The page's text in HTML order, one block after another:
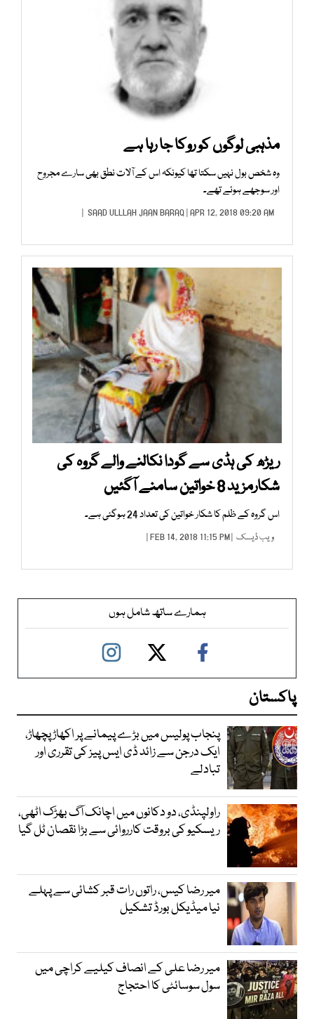
مذہبی لوگوں کو روکا جا رہا ہے
وہ شخص بول نہیں سکتا تھا کیونکہ اس کے آلات نطق بھی سارے مجروح
اور سوجھے ہوئے تھے۔
SAAD ULLLAH JAAN BARAQ| APR 12, 2018 09:20 AM |
ریڑھ کی ہڈی سے گودا نکالنے والے گروہ کی
شکارمزید 8 خواتین سامنے آگئیں
اس گروہ کے ظلم کا شکار خواتین کی تعداد 24 ہوگئی ہے۔
ویب ڈیسک | FEB 14, 2018 11:15 PM |
ہمارے ساتھ شامل ہوں
پاکستان
پنجاب پولیس میں بڑے پیمانے پر اکھاڑ پچھاڑ،
ایک درجن سے زائد ڈی ایس پیز کی تقرری اور
تبادلے
راولپنڈی، دو دکانوں میں اچانک آگ بھڑک اٹھی،
ریسکیو کی بروقت کارروائی سے بڑا نقصان ٹل گیا
میر رضا کیس، راتوں رات قبر کشائی سے پہلے
نیا میڈیکل بورڈ تشکیل
میر رضا علی کے انصاف کیلیے کراچی میں
سول سوسائٹی کا احتجاج